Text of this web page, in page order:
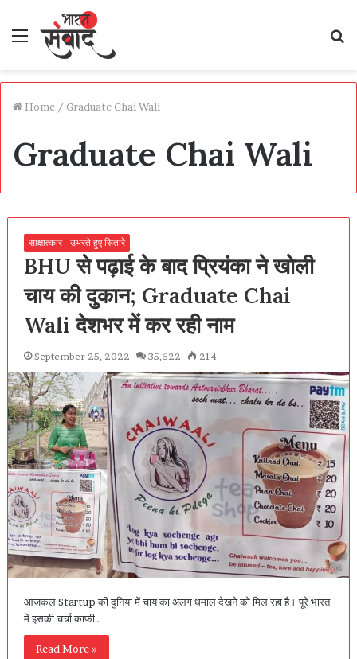
Menu
Home / Graduate Chai Wali
Graduate Chai Wali
साक्षात्कार - उभरते हुए सितारे
BHU से पढ़ाई के बाद प्रियंका ने खोली
चाय की दुकान; Graduate Chai
Wali देशभर में कर रही नाम
September 25, 2022 35,622 214
आजकल Startup की दुनिया में चाय का अलग धमाल देखने को मिल रहा है। पूरे भारत
में इसकी चर्चा काफी…
Read More »